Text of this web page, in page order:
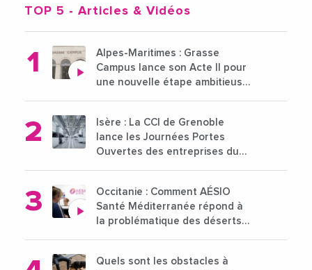
TOP 5 - Articles & Vidéos
Alpes-Maritimes : Grasse
Campus lance son Acte II pour
une nouvelle étape ambitieuse
Isère : La CCI de Grenoble
lance les Journées Portes
Ouvertes des entreprises du
Occitanie : Comment AÉSIO
Santé Méditerranée répond à
la problématique des déserts
Quels sont les obstacles à